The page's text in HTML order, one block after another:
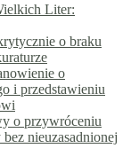
Liter:
o braku
o
i przedstawieniu
o przywróceniu
nieuzasadnionej